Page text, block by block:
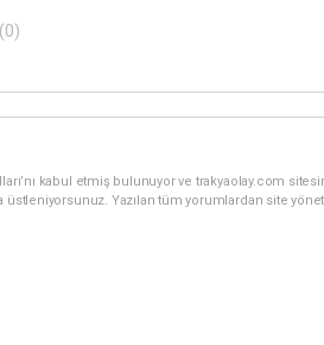
(0)
kabul etmiş bulunuyor ve trakyaolay.com
üstleniyorsunuz. Yazılan tüm yorumlardan site